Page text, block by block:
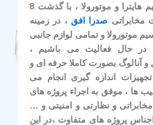
تعمیرات تخصصی بیسیم هایترا و موتورولا ، با گذشت 8
صدرا افق ، در زمینه
موتورولا و تمامی لوازم جانبی
در حال فعالیت می باشیم ،
و آنالوگ بصورت کاملا حرفه ای و
اندازه گیری انجام می
ها ، موفق به اجراء پروژه های
و نظارتی و امنیتی و …
پروژه های متفاوت ،در این